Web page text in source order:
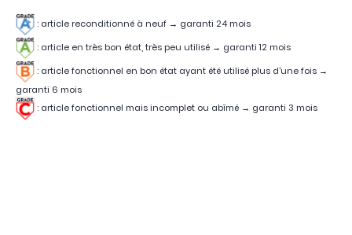
: article reconditionné à neuf → garanti 24 mois
: article en très bon état, très peu utilisé → garanti 12 mois
: article fonctionnel en bon état ayant été utilisé plus d'une fois →
garanti 6 mois
: article fonctionnel mais incomplet ou abîmé → garanti 3 mois